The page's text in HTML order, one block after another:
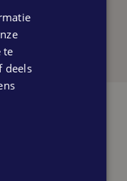
te
deels